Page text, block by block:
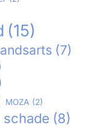
(15)
(7)
MOZA (2)
schade (8)